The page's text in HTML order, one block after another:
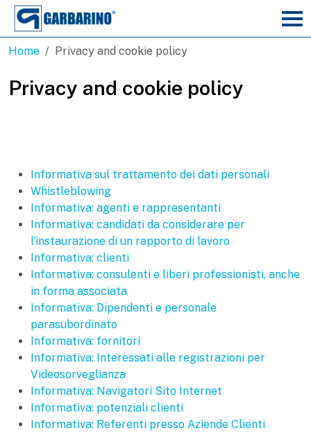
Home Privacy and cookie policy
Privacy and cookie policy
Informativa sul trattamento dei dati personali
Whistleblowing
Informativa: agenti e rappresentanti
Informativa: candidati da considerare per
l'instaurazione di un rapporto di lavoro
Informativa: clienti
Informativa: consulenti e liberi professionisti, anche
in forma associata
Informativa: Dipendenti e personale
parasubordinato
Informativa: fornitori
Informativa: Interessati alle registrazioni per
Videosorveglianza
Informativa: Navigatori Sito Internet
Informativa: potenziali clienti
Informativa: Referenti presso Aziende Clienti